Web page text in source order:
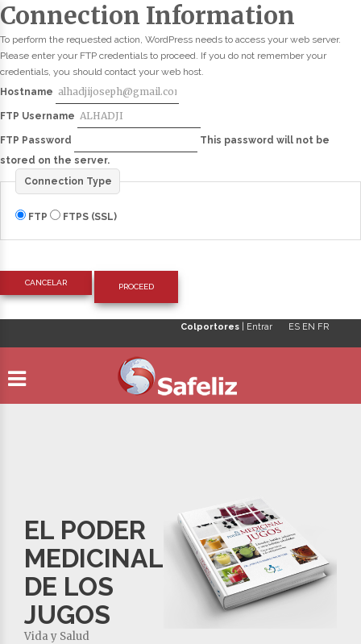
Connection Information
To perform the requested action, WordPress needs to access your web server.
Please enter your FTP credentials to proceed. If you do not remember your
credentials, you should contact your web host.
Hostname
FTP Username
FTP Password
This password will not be
stored on the server.
Connection Type
FTP FTPS (SSL)
CANCELAR
Colportores Entrar ES EN FR
EL PODER
MEDICINAL
DE LOS
JUGOS
Vida y Salud